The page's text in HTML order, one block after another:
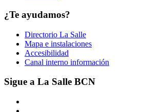
¿Te ayudamos?
Directorio La Salle
Mapa e instalaciones
Accesibilidad
Canal interno información
Sigue a La Salle BCN